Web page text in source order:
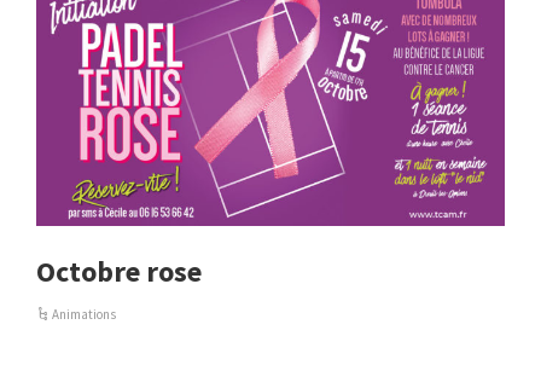
Octobre rose
Animations